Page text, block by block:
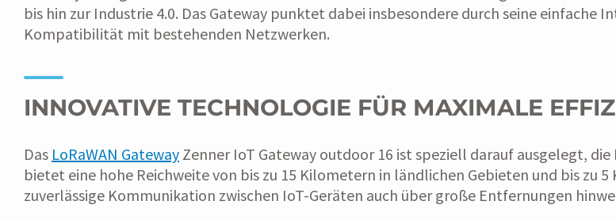
bis hin zur Industrie 4.0. Das Gateway punktet dabei insbesondere durch seine einfache
Kompatibilität mit bestehenden Netzwerken.
INNOVATIVE TECHNOLOGIE FÜR MAXIMALE
Das LoRaWAN Gateway Zenner IoT Gateway outdoor 16 ist speziell darauf ausgelegt,
bietet eine hohe Reichweite von bis zu 15 Kilometern in ländlichen Gebieten und bis zu
zuverlässige Kommunikation zwischen IoT-Geräten auch über große Entfernungen